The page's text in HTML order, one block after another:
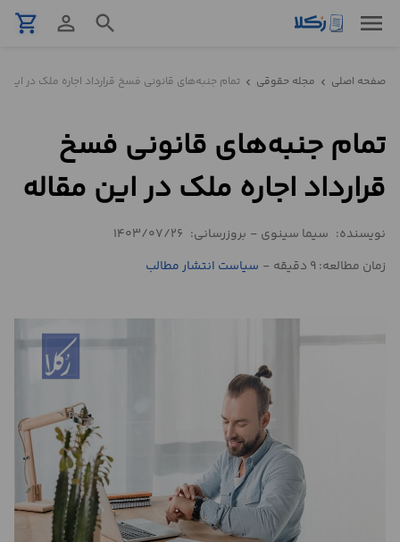
menu
search
person_outline
shopping_cart
نمونه
تنظیم
حقوقی
تلفنی
صفحه اصلی chevron_left مجله حقوقی chevron_left تمام جنبه‌های قانونی فسخ قرارداد اجاره ملک در این
تمام جنبه‌های قانونی فسخ
قرارداد اجاره ملک در این مقاله
نویسنده: سیما سینوی - بروزرسانی: 1403/07/26
زمان مطالعه: 9 دقیقه
- سیاست انتشار مطالب